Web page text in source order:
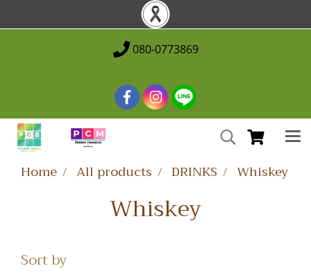
080-0773869
Home All products DRINKS Whiskey
Whiskey
Sort by